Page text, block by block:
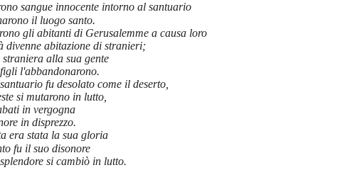
sangue innocente intorno al santuario
il luogo santo.
gli abitanti di Gerusalemme a causa loro
divenne abitazione di stranieri;
straniera alla sua gente
l'abbandonarono.
fu desolato come il deserto,
si mutarono in lutto,
in vergogna
in disprezzo.
era stata la sua gloria
fu il suo disonore
si cambiò in lutto.